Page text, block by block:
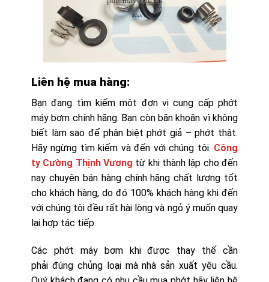
Liên hệ mua hàng:
Bạn đang tìm kiếm một đơn vị cung cấp phớt
máy bơm chính hãng. Bạn còn băn khoăn vì không
biết làm sao để phân biệt phớt giả – phớt thật.
Hãy ngừng tìm kiếm và đến với chúng tôi. Công
ty Cường Thịnh Vương từ khi thành lập cho đến
nay chuyên bán hàng chính hãng chất lượng tốt
cho khách hàng, do đó 100% khách hàng khi đến
với chúng tôi đều rất hài lòng và ngỏ ý muốn quay
lại hợp tác tiếp.
Các phớt máy bơm khi được thay thế cần
phải đúng chủng loại mà nhà sản xuất yêu cầu.